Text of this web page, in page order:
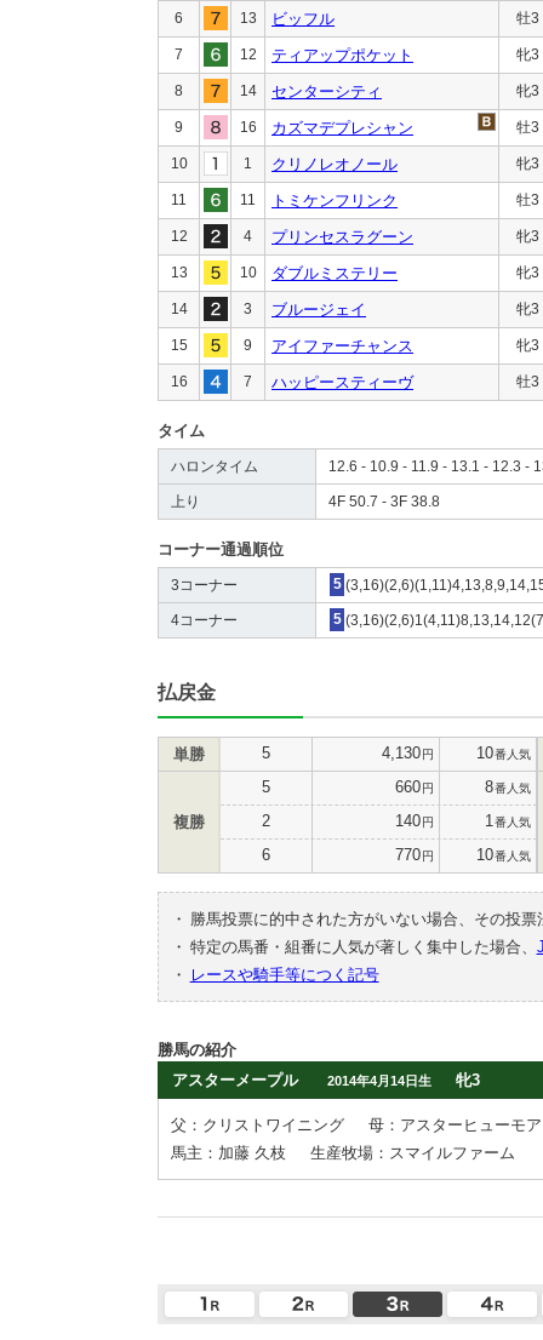
6 13 ビッフル 牡3
7 12 ティアップポケット 牝3
8 14 センターシティ 牝3
9 16 カズマデプレシャン 牡3
10 1 クリノレオノール 牝3
11 11 トミケンフリンク 牡3
12 4 プリンセスラグーン 牝3
13 10 ダブルミステリー 牝3
14 3 ブルージェイ 牝3
15 9 アイファーチャンス 牝3
16 7 ハッピースティーヴ 牡3
タイム
ハロンタイム 12.6 - 10.9 - 11.9 - 13.1 - 12.3 -
上り 4F 50.7 - 3F 38.8
コーナー通過順位
3コーナー 5
4コーナー 5
払戻金
単勝 5 4,130円 10番人気
複勝
5 660円 8番人気
2 140円 1 番人気
6 770円 10番人気
・
勝馬投票に的中された方がいない場合、その投
・ 特定の馬番・組番に人気が著しく集中した場合、
・
レースや騎手等につく記号
勝馬の紹介
アスターメープル
2014年4月14日生 牝3
父：クリストワイニング
母：アスターヒューモア
馬主：加藤 久枝
生産牧場：スマイルファーム